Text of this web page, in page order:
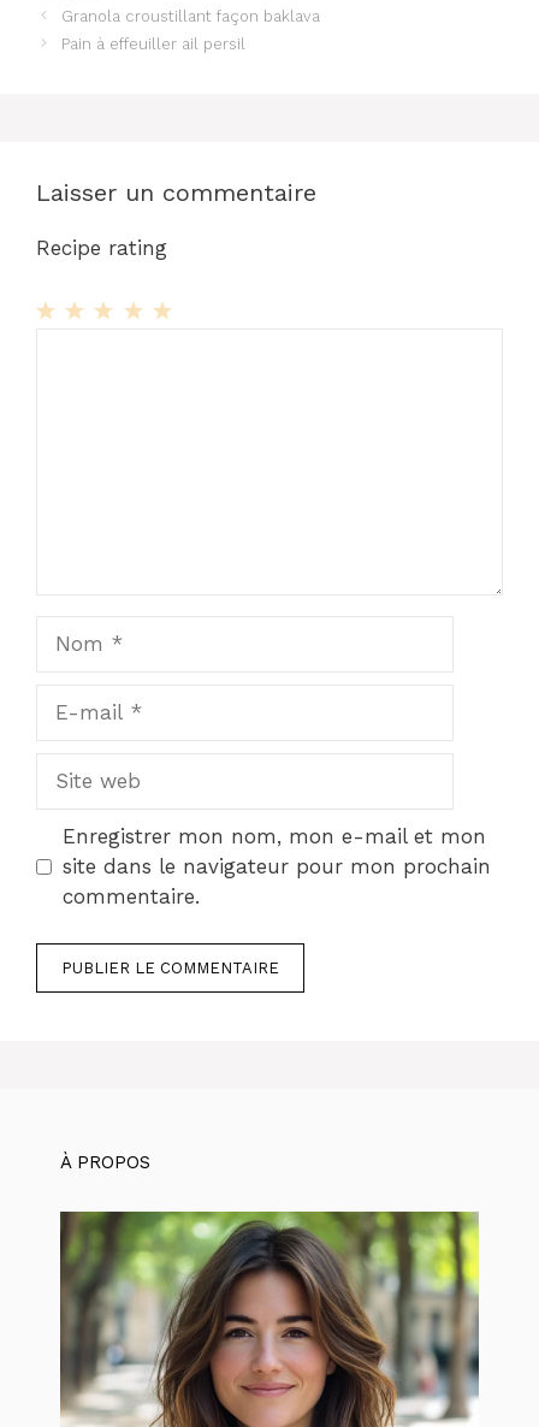
Granola croustillant façon baklava
Pain à effeuiller ail persil
Laisser un commentaire
Recipe rating
Site
Enregistrer mon nom, mon e-mail et mon
site dans le navigateur pour mon prochain
commentaire.
À PROPOS